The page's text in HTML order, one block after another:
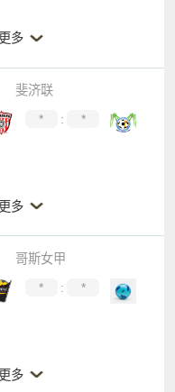
更多
斐济联
* :
*
更多
哥斯女甲
* :
*
更多